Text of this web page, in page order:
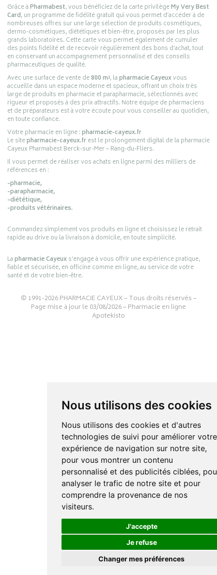
Nous utilisons des cookies
Nous utilisons des cookies et d'autres
technologies de suivi pour améliorer votre
expérience de navigation sur notre site,
pour vous montrer un contenu
personnalisé et des publicités ciblées,
analyser le trafic de notre site et pour
comprendre la provenance de nos
visiteurs.
J'accepte
Je refuse
Changer mes préférences
Grâce àPharmabest, vous bénéficiez de la carte privilègeMy Very Best
Card, un programme de fidélité gratuit qui vous permet d’accéder à de
nombreuses offres sur une large sélection de produits cosmétiques,
dermo-cosmétiques, diététiques et bien-être, proposés par les plus
grands laboratoires. Cette carte vous permet également de cumuler
des points fidélité et de recevoir régulièrement des bons d’achat, tout
en conservant un accompagnement personnalisé et des conseils
pharmaceutiques de qualité.
Avec une surface de vente de800 m², lapharmacie Cayeuxvous
accueille dans un espace moderne et spacieux, offrant un choix très
large de produits en pharmacie et parapharmacie, sélectionnés avec
rigueur et proposés à des prix attractifs. Notre équipe de pharmaciens
et de préparateurs est à votre écoute pour vous conseiller au quotidien,
en toute confiance.
Votre pharmacie en ligne :pharmacie-cayeux.fr
Le sitepharmacie-cayeux.frest le prolongement digital de la pharmacie
Cayeux Pharmabest Berck-sur-Mer – Rang-du-Fliers.
Il vous permet de réaliser vos achats en ligne parmi des milliers de
références en :
-pharmacie,
-parapharmacie,
-diététique,
-produits vétérinaires.
Commandez simplement vos produits en ligne et choisissez le retrait
rapide au drive ou la livraison à domicile, en toute simplicité.
Lapharmacie Cayeuxs’engage à vous offrir une expérience pratique,
fiable et sécurisée, en officine comme en ligne, au service de votre
santé et de votre bien-être.
© 1991-2026PHARMACIE CAYEUX– Tous droits réservés –
Page mise à jour le 03/08/2026 –Pharmacie en ligne
Apotekisto